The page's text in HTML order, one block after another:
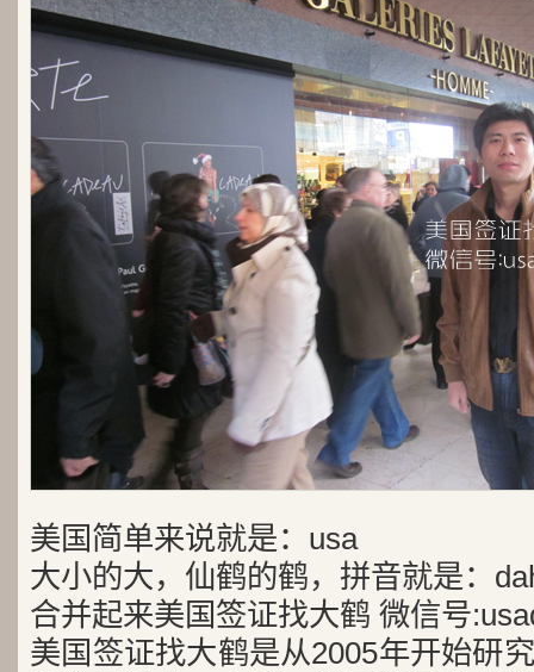
美国简单来说就是：usa
大小的大，仙鹤的鹤，拼音就是：
合并起来美国签证找大鹤 微信号
美国签证找大鹤是从2005年开始研